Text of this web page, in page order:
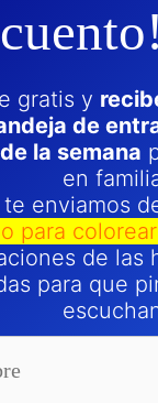
gratis y
de
la semana
en
te enviamos
para
de las
para que